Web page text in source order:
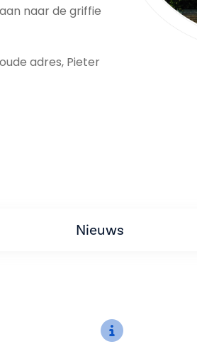
naar de griffie
adres, Pieter
Nieuws